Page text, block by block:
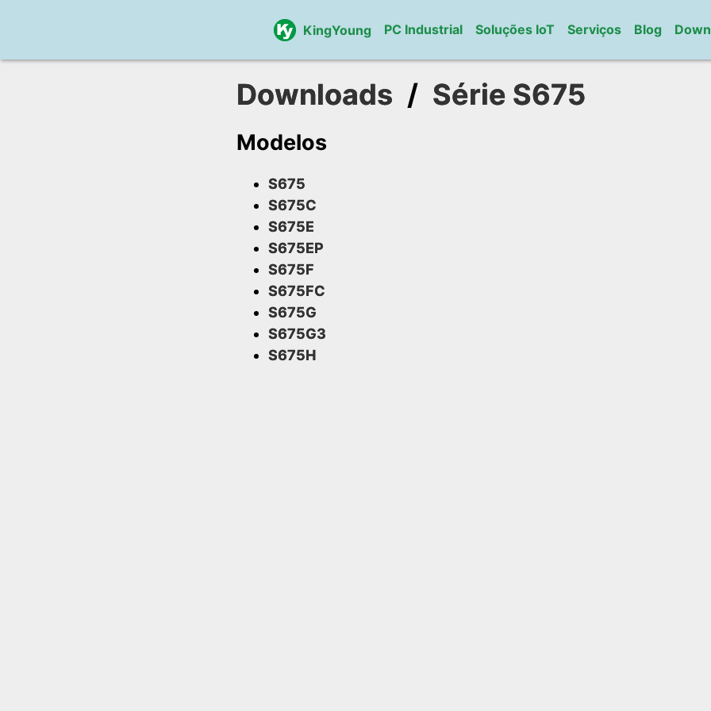
KingYoung PC Industrial Soluções IoT Serviços Blog
Downloads / Série S675
Modelos
S675
S675C
S675E
S675EP
S675F
S675FC
S675G
S675G3
S675H